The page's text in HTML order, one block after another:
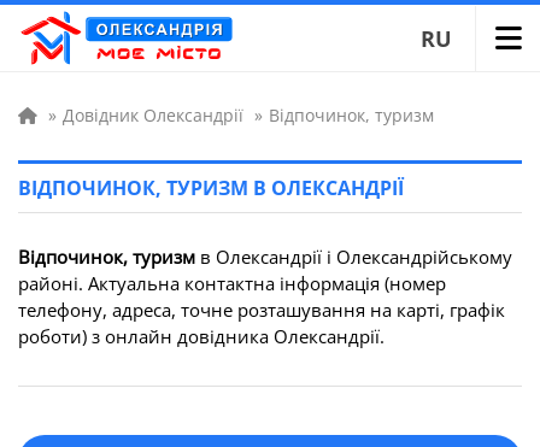
RU
» Довідник Олександрії » Відпочинок, туризм
ВІДПОЧИНОК, ТУРИЗМ В ОЛЕКСАНДРІЇ
Відпочинок, туризм в Олександрії і Олександрійському
районі. Актуальна контактна інформація (номер
телефону, адреса, точне розташування на карті, графік
роботи) з онлайн довідника Олександрії.